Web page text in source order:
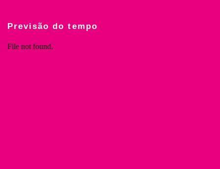
Previsão do tempo